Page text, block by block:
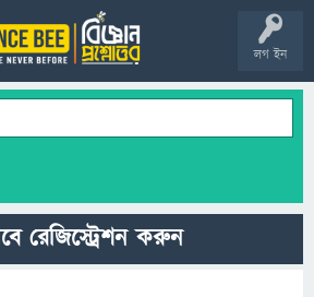
লগ ইন
রেজিস্ট্রেশন করুন